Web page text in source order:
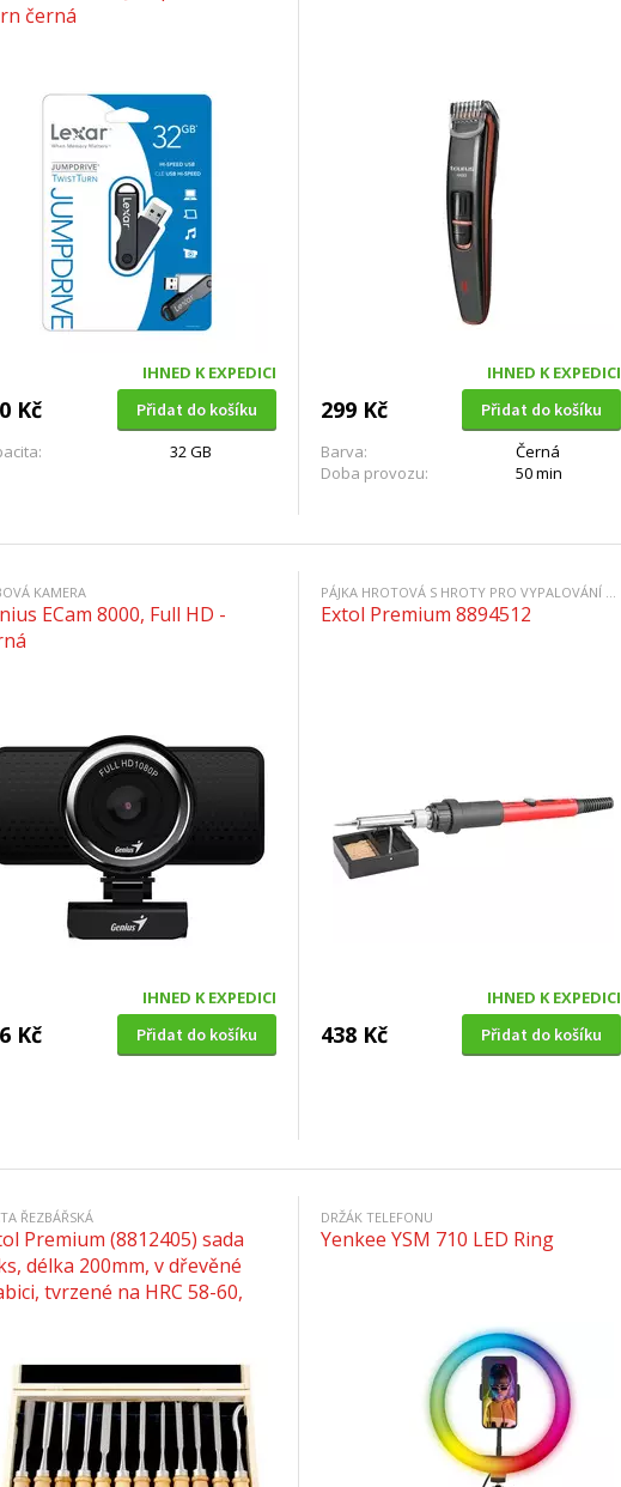
černá
IHNED K EXPEDICI
Kč
Přidat do košíku
32 GB
IHNED K EXPEDICI
299 Kč
Přidat do košíku
Barva:
Černá
Doba provozu:
50 min
KAMERA
ECam 8000, Full HD -
IHNED K EXPEDICI
Kč Přidat do košíku
PÁJKA HROTOVÁ S HROTY PRO VYPALOVÁNÍ DO DŘEVA
Extol Premium 8894512
IHNED K EXPEDICI
438 Kč Přidat do košíku
ŘEZBÁŘSKÁ
Premium (8812405) sada
délka 200mm, v dřevěné
tvrzené na HRC 58-60,
DRŽÁK TELEFONU
Yenkee YSM 710 LED Ring